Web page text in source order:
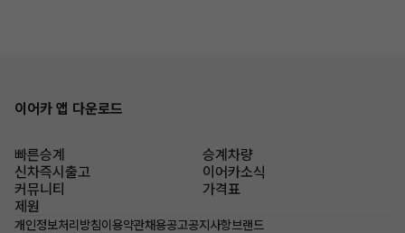
이어카 앱 다운로드
빠른승계
승계차량
신차즉시출고
이어카소식
커뮤니티
가격표
제원
개인정보처리방침이용약관채용공고공지사항브랜드